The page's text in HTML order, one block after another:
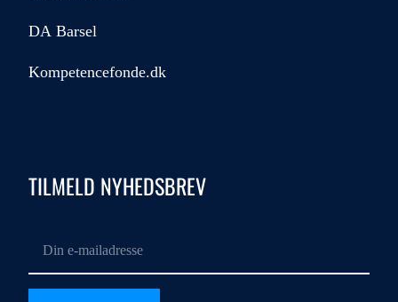
DA Barsel
Kompetencefonde.dk
TILMELD NYHEDSBREV